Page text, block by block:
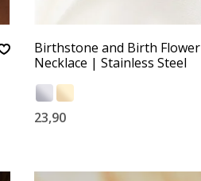
Birthstone and Birth Flower
Necklace | Stainless Steel
23,90